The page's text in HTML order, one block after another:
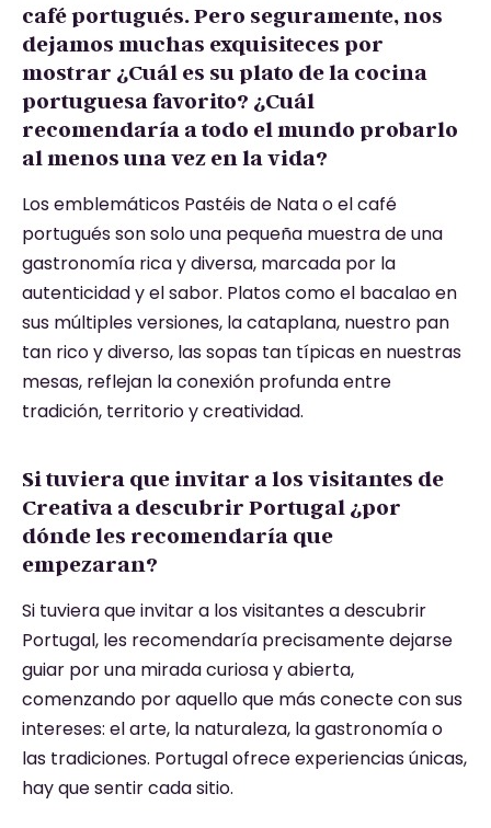
café portugués. Pero seguramente, nos
dejamos muchas exquisiteces por
mostrar ¿Cuál es su plato de la cocina
portuguesa favorito? ¿Cuál
recomendaría a todo el mundo probarlo
al menos una vez en la vida?
Los emblemáticos Pastéis de Nata o el café
portugués son solo una pequeña muestra de una
gastronomía rica y diversa, marcada por la
autenticidad y el sabor. Platos como el bacalao en
sus múltiples versiones, la cataplana, nuestro pan
tan rico y diverso, las sopas tan típicas en nuestras
mesas, reflejan la conexión profunda entre
tradición, territorio y creatividad.
Si tuviera que invitar a los visitantes de
Creativa a descubrir Portugal ¿por
dónde les recomendaría que
empezaran?
Si tuviera que invitar a los visitantes a descubrir
Portugal, les recomendaría precisamente dejarse
guiar por una mirada curiosa y abierta,
comenzando por aquello que más conecte con sus
intereses: el arte, la naturaleza, la gastronomía o
las tradiciones. Portugal ofrece experiencias únicas,
hay que sentir cada sitio.